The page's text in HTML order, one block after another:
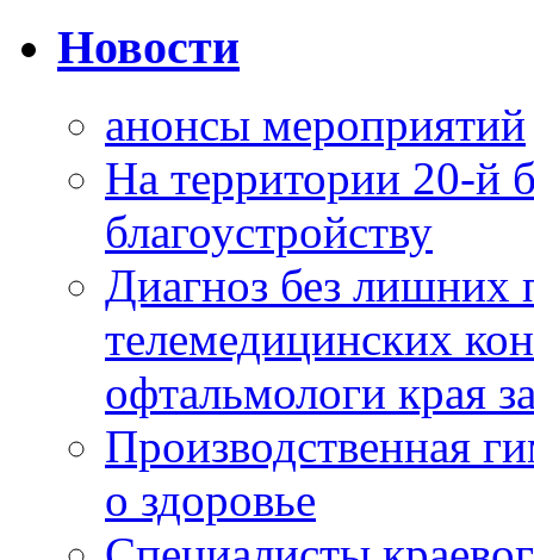
Новости
анонсы мероприятий
На территории 20-й
благоустройству
Диагноз без лишних
телемедицинских
офтальмологи края
Производственная
о здоровье